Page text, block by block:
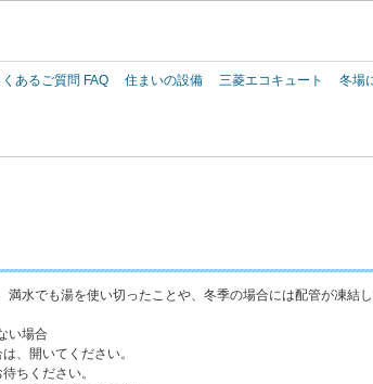
くあるご質問 FAQ 住まいの設備 三菱エコキュート 冬場
満水でも湯を使い切ったことや、冬季の場合には配管が凍結
い場合
、開いてください。
ちください。